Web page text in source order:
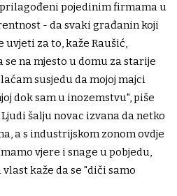
pojedinim firmama u
- da svaki građanin koji
za to, kaže Raušić,
se na mjesto u domu za starije
susjedu da mojoj majci
dok sam u inozemstvu", piše
šalju novac izvana da netko
a s industrijskom zonom ovdje
vjere i snage u pobjedu,
kaže da se "diči samo